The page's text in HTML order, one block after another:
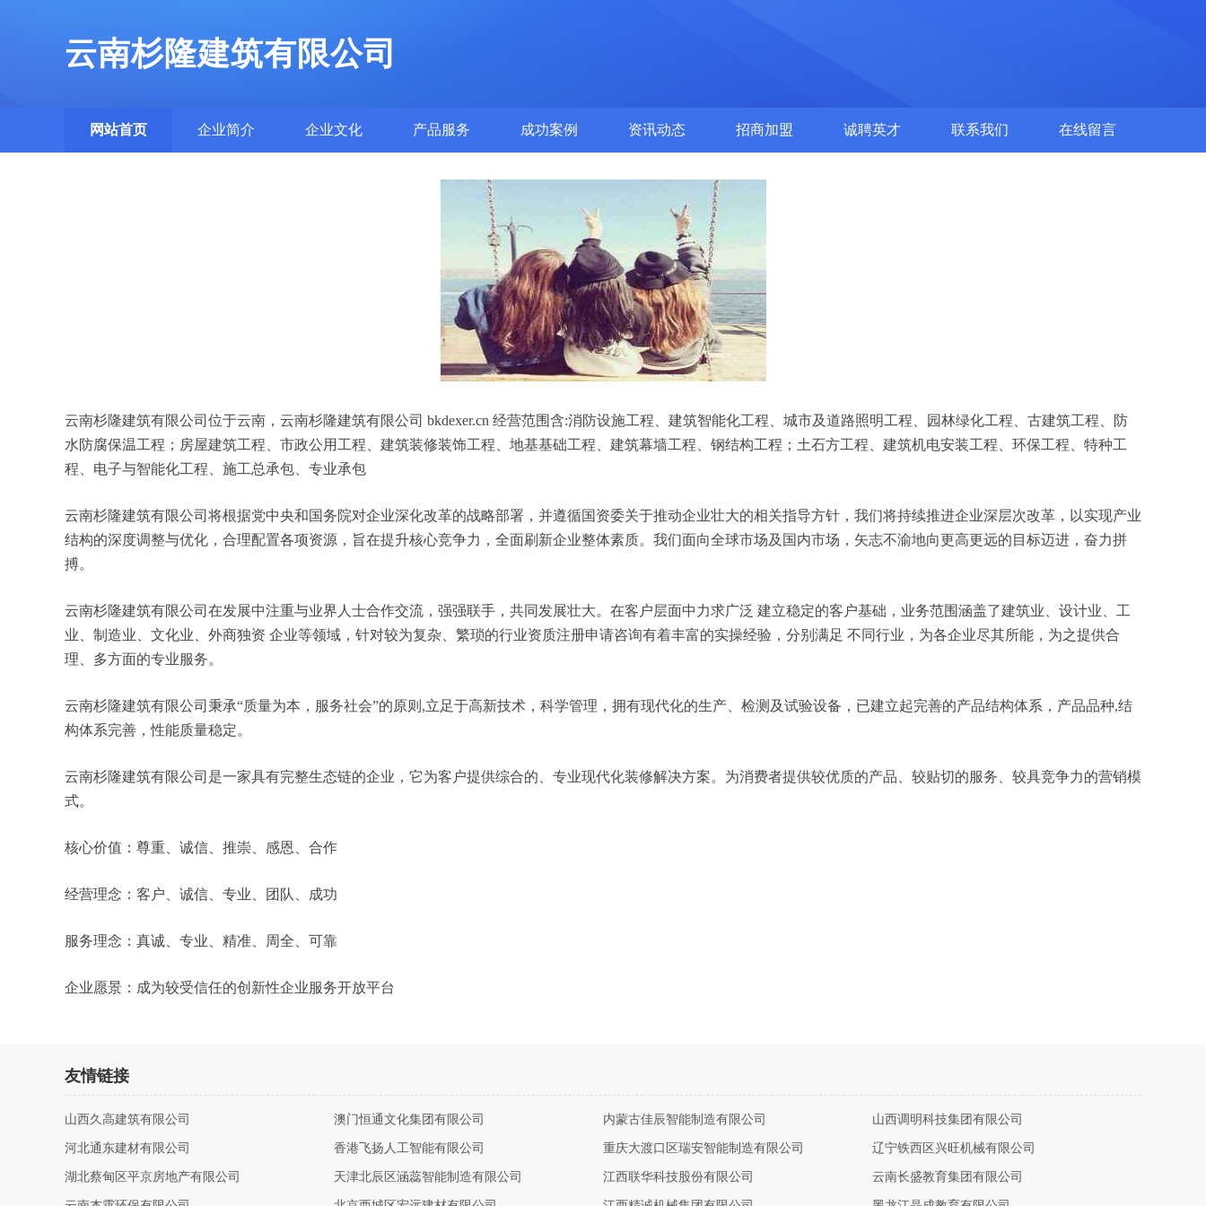
云南杉隆建筑有限公司
网站首页 企业简介 企业文化 产品服务 成功案例 资讯动态 招商加盟 诚聘英才 联系我们 在线留言
云南杉隆建筑有限公司位于云南，云南杉隆建筑有限公司 bkdexer.cn 经营范围含:消防设施工程、建筑智能化工程、城市及道路照明工程、园林绿化工程、古建筑工程、防
水防腐保温工程；房屋建筑工程、市政公用工程、建筑装修装饰工程、地基基础工程、建筑幕墙工程、钢结构工程；土石方工程、建筑机电安装工程、环保工程、特种工
程、电子与智能化工程、施工总承包、专业承包
云南杉隆建筑有限公司将根据党中央和国务院对企业深化改革的战略部署，并遵循国资委关于推动企业壮大的相关指导方针，我们将持续推进企业深层次改革，以实现产业
结构的深度调整与优化，合理配置各项资源，旨在提升核心竞争力，全面刷新企业整体素质。我们面向全球市场及国内市场，矢志不渝地向更高更远的目标迈进，奋力拼
搏。
云南杉隆建筑有限公司在发展中注重与业界人士合作交流，强强联手，共同发展壮大。在客户层面中力求广泛 建立稳定的客户基础，业务范围涵盖了建筑业、设计业、工
业、制造业、文化业、外商独资 企业等领域，针对较为复杂、繁琐的行业资质注册申请咨询有着丰富的实操经验，分别满足 不同行业，为各企业尽其所能，为之提供合
理、多方面的专业服务。
云南杉隆建筑有限公司秉承“质量为本，服务社会”的原则,立足于高新技术，科学管理，拥有现代化的生产、检测及试验设备，已建立起完善的产品结构体系，产品品种,结
构体系完善，性能质量稳定。
云南杉隆建筑有限公司是一家具有完整生态链的企业，它为客户提供综合的、专业现代化装修解决方案。为消费者提供较优质的产品、较贴切的服务、较具竞争力的营销模
式。
核心价值：尊重、诚信、推崇、感恩、合作
经营理念：客户、诚信、专业、团队、成功
服务理念：真诚、专业、精准、周全、可靠
企业愿景：成为较受信任的创新性企业服务开放平台
友情链接
山西久高建筑有限公司 澳门恒通文化集团有限公司 内蒙古佳辰智能制造有限公司 山西调明科技集团有限公司
河北通东建材有限公司 香港飞扬人工智能有限公司 重庆大渡口区瑞安智能制造有限公司 辽宁铁西区兴旺机械有限公司
湖北蔡甸区平京房地产有限公司 天津北辰区涵蕊智能制造有限公司 江西联华科技股份有限公司 云南长盛教育集团有限公司